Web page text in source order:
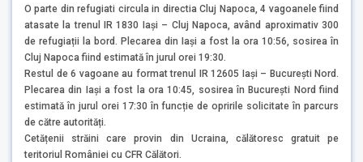
O parte din refugiati circula in directia Cluj Napoca, 4 vagoanele fiind
atasate la trenul IR 1830 Iași – Cluj Napoca, având aproximativ 300
de refugiații la bord. Plecarea din Iași a fost la ora 10:56, sosirea în
Cluj Napoca fiind estimată în jurul orei 19:30.
Restul de 6 vagoane au format trenul IR 12605 Iași – București Nord.
Plecarea din Iași a fost la ora 10:45, sosirea în București Nord fiind
estimată în jurul orei 17:30 în funcție de opririle solicitate în parcurs
de către autorități.
Cetățenii străini care provin din Ucraina, călătoresc gratuit pe
teritoriul României cu CFR Călători.